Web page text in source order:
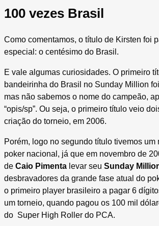
100 vezes Brasil
Como comentamos, o título de Kirsten foi
especial: o centésimo do Brasil.
E vale algumas curiosidades. O primeiro
bandeirinha do Brasil no Sunday Million
mas não sabemos o nome do campeão,
“opis/sp”. Ou seja, o primeiro título veio
criação do torneio, em 2006.
Porém, logo no segundo título tivemos um
poker nacional, já que em novembro de
de Caio Pimenta levar seu Sunday
desbravadores da grande fase atual do
o primeiro player brasileiro a pagar 6
um torneio, quando pagou os 100 mil
do Super High Roller do PCA.